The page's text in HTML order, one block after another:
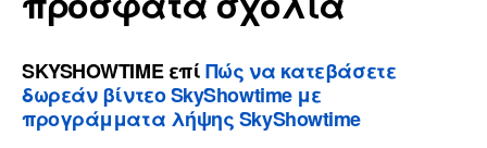
SKYSHOWTIMEεπίΠώς να κατεβάσετε
δωρεάν βίντεο SkyShowtime με
προγράμματα λήψης SkyShowtime